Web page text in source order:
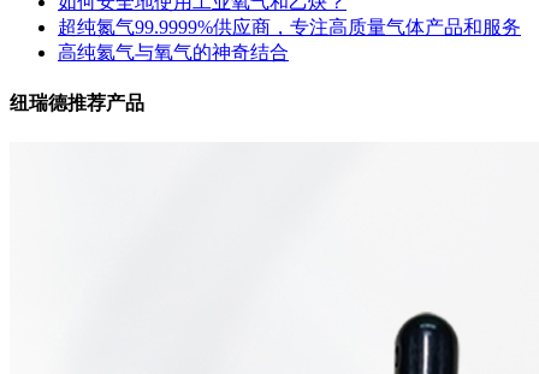
超纯氮气99.9999%供应商，专注高质量气体产品和服务
高纯氦气与氧气的神奇结合
纽瑞德推荐产品